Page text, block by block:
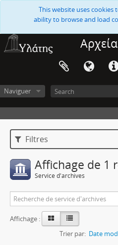
This website uses cookies
ability to browse and load
Naviguer
Filtres
Affichage de 1
Service d'archives
Affichage :
Trier par: Date